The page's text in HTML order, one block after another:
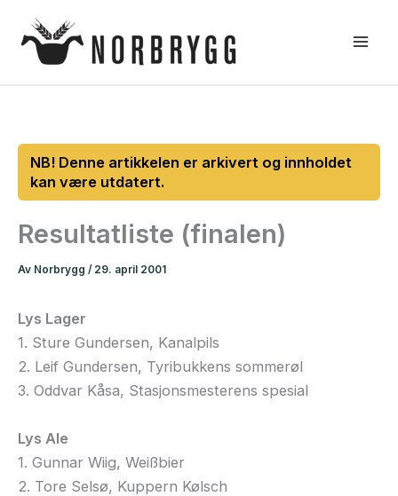
rett
Resultatliste (finalen)
Av Norbrygg / 29. april 2001
Lys Lager
1. Sture Gundersen, Kanalpils
2. Leif Gundersen, Tyribukkens sommerøl
3. Oddvar Kåsa, Stasjonsmesterens spesial
Lys Ale
1. Gunnar Wiig, Weißbier
2. Tore Selsø, Kuppern Kølsch